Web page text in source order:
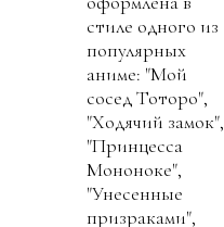
стиле одного из
популярных
аниме: "Мой
сосед Тоторо",
"Ходячий замок",
"Принцесса
Мононоке",
"Унесенные
призраками",